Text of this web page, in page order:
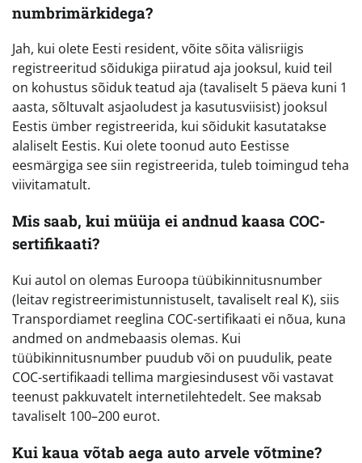
numbrimärkidega?
Jah, kui olete Eesti resident, võite sõita välisriigis
registreeritud sõidukiga piiratud aja jooksul, kuid teil
on kohustus sõiduk teatud aja (tavaliselt 5 päeva kuni 1
aasta, sõltuvalt asjaoludest ja kasutusviisist) jooksul
Eestis ümber registreerida, kui sõidukit kasutatakse
alaliselt Eestis. Kui olete toonud auto Eestisse
eesmärgiga see siin registreerida, tuleb toimingud teha
viivitamatult.
Mis saab, kui müüja ei andnud kaasa COC-
sertifikaati?
Kui autol on olemas Euroopa tüübikinnitusnumber
(leitav registreerimistunnistuselt, tavaliselt real K), siis
Transpordiamet reeglina COC-sertifikaati ei nõua, kuna
andmed on andmebaasis olemas. Kui
tüübikinnitusnumber puudub või on puudulik, peate
COC-sertifikaadi tellima margiesindusest või vastavat
teenust pakkuvatelt internetilehtedelt. See maksab
tavaliselt 100–200 eurot.
Kui kaua võtab aega auto arvele võtmine?